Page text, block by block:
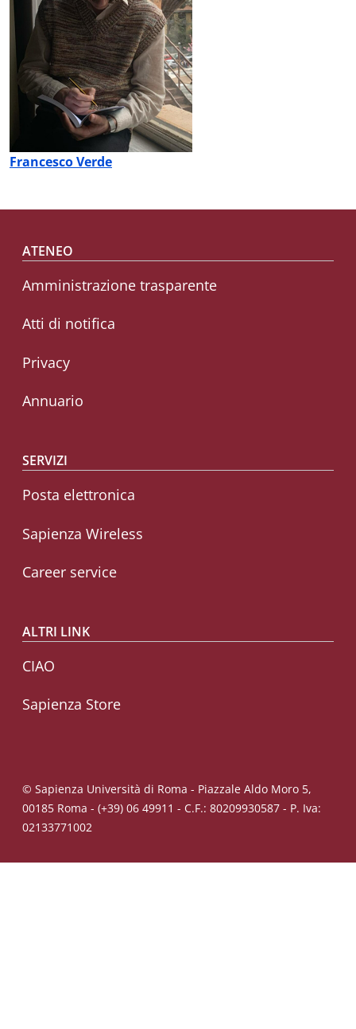
Francesco Verde
Footer menu
ATENEO
Amministrazione trasparente
Atti di notifica
Privacy
Annuario
SERVIZI
Posta elettronica
Sapienza Wireless
Career service
ALTRI LINK
CIAO
Sapienza Store
© Sapienza Università di Roma - Piazzale Aldo Moro 5,
00185 Roma - (+39) 06 49911 - C.F.: 80209930587 - P. Iva:
02133771002